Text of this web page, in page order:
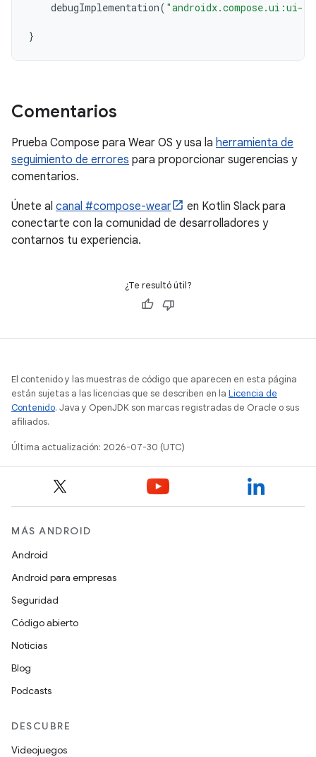
debugImplementation( "androidx.compose.ui:ui-
}
Comentarios
Prueba Compose para Wear OS y usa la herramienta de
seguimiento de errores para proporcionar sugerencias y
comentarios.
Únete al canal #compose-wear
en Kotlin Slack para
conectarte con la comunidad de desarrolladores y
contarnos tu experiencia.
¿Te resultó útil?
El contenido y las muestras de código que aparecen en esta página
están sujetas a las licencias que se describen en la Licencia de
Contenido. Java y OpenJDK son marcas registradas de Oracle o sus
afiliados.
Última actualización: 2026-07-30 (UTC)
MÁS ANDROID
Android
Android para empresas
Seguridad
Código abierto
Noticias
Blog
Podcasts
DESCUBRE
Videojuegos